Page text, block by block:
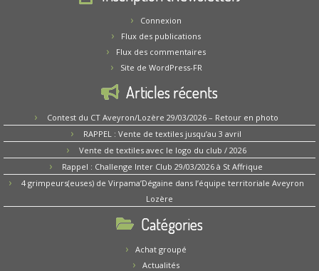
Connexion
Flux des publications
Flux des commentaires
Site de WordPress-FR
Articles récents
Contest du CT Aveyron/Lozère 29/03/2026 – Retour en photo
RAPPEL : Vente de textiles jusqu’au 3 avril
Vente de textiles avec le logo du club / 2026
Rappel : Challenge Inter Club 29/03/2026 à St Affrique
4 grimpeurs(euses) de Virpama’Dégaine dans l’équipe territoriale Aveyron
Lozère
Catégories
Achat groupé
Actualités